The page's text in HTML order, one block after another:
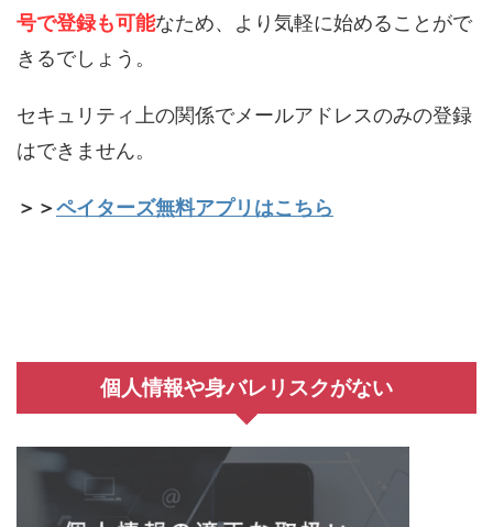
号で登録も可能なため、より気軽に始めることがで
きるでしょう。
セキュリティ上の関係でメールアドレスのみの登録
はできません。
＞＞ペイターズ無料アプリはこちら
個人情報や身バレリスクがない